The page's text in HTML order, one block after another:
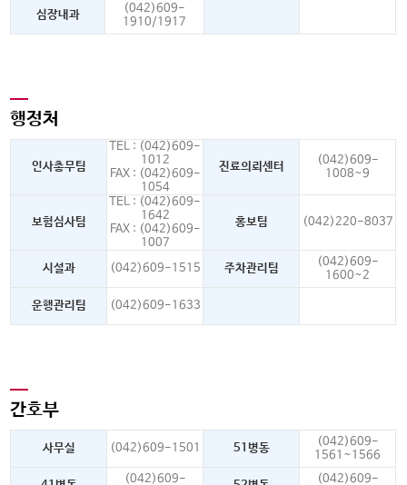
심장내과
(042)609-
1910/1917
행정처
인사총무팀
TEL : (042)609-
1012
FAX : (042)609-
1054
진료의뢰센터
(042)609-
1008~9
보험심사팀
TEL : (042)609-
1642
FAX : (042)609-
1007
홍보팀 (042)220-8037
시설과 (042)609-1515 주차관리팀
(042)609-
1600~2
운행관리팀 (042)609-1633
간호부
사무실 (042)609-1501 51병동
(042)609-
1561~1566
(042)609-
(042)609-